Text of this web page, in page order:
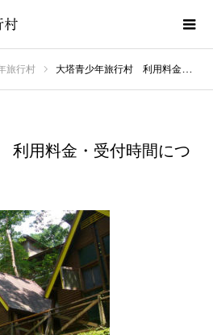
旅行村 大塔青少年旅行村 利用料金・受付時間について
利用料金・受付時間につ